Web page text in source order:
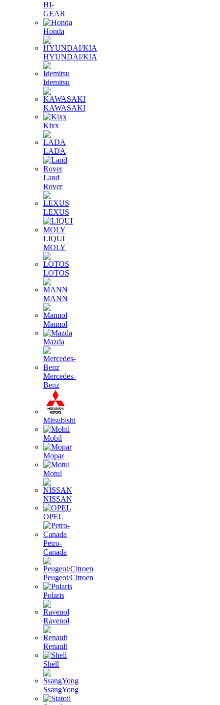
HI-
GEAR
Honda
HYUNDAI/KIA
Idemitsu
KAWASAKI
Kixx
LADA
Land
Rover
LEXUS
LIQUI
MOLY
LOTOS
MANN
Mannol
Mazda
Mercedes-
Benz
Mitsubishi
Mobil
Mopar
Motul
NISSAN
OPEL
Petro-
Canada
Peugeot/Citroen
Polaris
Ravenol
Renault
Shell
SsangYong